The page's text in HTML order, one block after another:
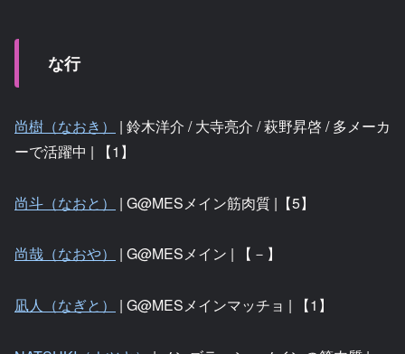
な行
尚樹（なおき）
| 鈴木洋介 / 大寺亮介 / 萩野昇啓 / 多メーカ
ーで活躍中 | 【1】
尚斗（なおと） | G@MESメイン筋肉質 |【5】
尚哉（なおや） | G@MESメイン | 【－】
凪人（なぎと） | G@MESメインマッチョ | 【1】